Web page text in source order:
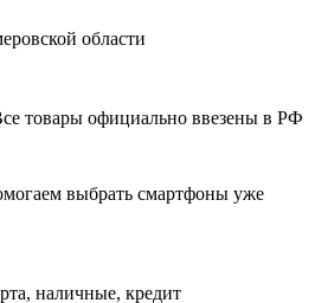
области
товары официально ввезены в РФ
выбрать смартфоны уже
наличные, кредит